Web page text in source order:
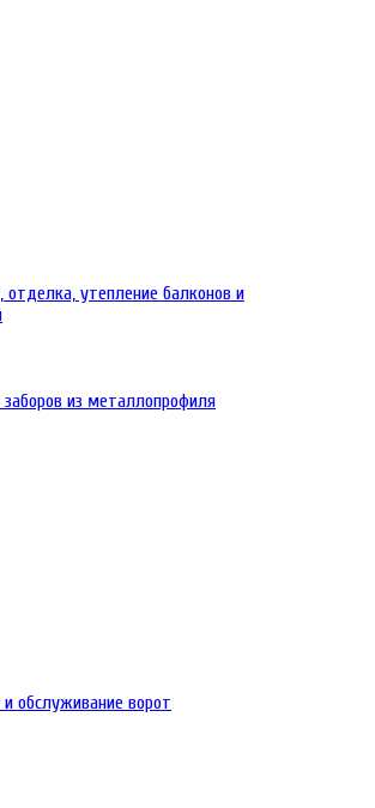
отделка, утепление балконов и
из металлопрофиля
обслуживание ворот